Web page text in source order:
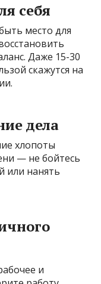
себя
место для
Даже 15-30
скажутся на
дела
хлопоты
— не бойтесь
или нанять
и